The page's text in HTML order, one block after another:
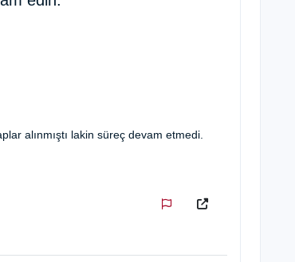
alınmıştı lakin süreç devam etmedi.